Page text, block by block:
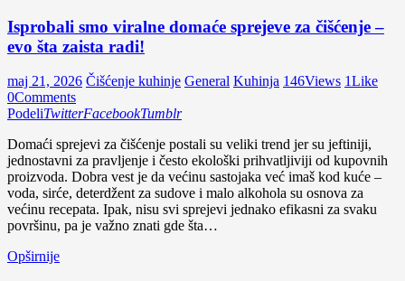
Isprobali smo viralne domaće sprejeve za čišćenje –
evo šta zaista radi!
maj 21, 2026 Čišćenje kuhinje General Kuhinja 146Views 1Like
0Comments
PodeliTwitterFacebookTumblr
Domaći sprejevi za čišćenje postali su veliki trend jer su jeftiniji,
jednostavni za pravljenje i često ekološki prihvatljiviji od kupovnih
proizvoda. Dobra vest je da većinu sastojaka već imaš kod kuće –
voda, sirće, deterdžent za sudove i malo alkohola su osnova za
većinu recepata. Ipak, nisu svi sprejevi jednako efikasni za svaku
površinu, pa je važno znati gde šta…
Opširnije